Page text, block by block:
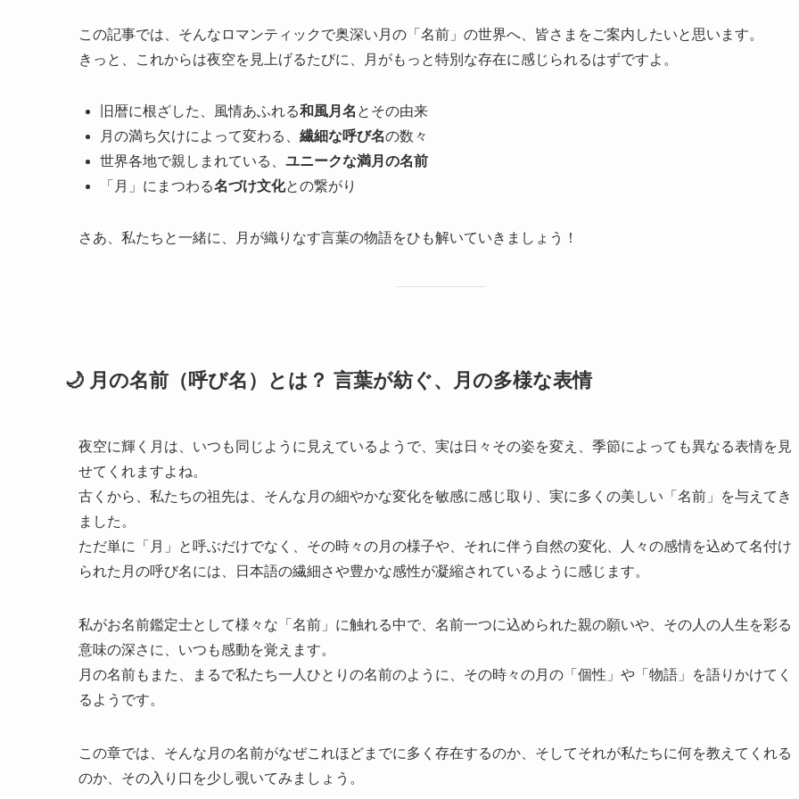
この記事では、そんなロマンティックで奥深い月の「名前」の世界へ、皆さまをご案内したいと思います。
きっと、これからは夜空を見上げるたびに、月がもっと特別な存在に感じられるはずですよ。
旧暦に根ざした、風情あふれる和風月名 とその由来
月の満ち欠けによって変わる、 繊細な呼び名の数々
世界各地で親しまれている、 ユニークな満月の名前
「月」にまつわる名づけ文化との繋がり
さあ、私たちと一緒に、月が織りなす言葉の物語をひも解いていきましょう！
🌙 月の名前（呼び名）とは？ 言葉が紡ぐ、月の多様な表情
夜空に輝く月は、いつも同じように見えているようで、実は日々その姿を変え、季節によっても異なる表情を見
せてくれますよね。
古くから、私たちの祖先は、そんな月の細やかな変化を敏感に感じ取り、実に多くの美しい「名前」を与えてき
ました。
ただ単に「月」と呼ぶだけでなく、その時々の月の様子や、それに伴う自然の変化、人々の感情を込めて名付け
られた月の呼び名には、日本語の繊細さや豊かな感性が凝縮されているように感じます。
私がお名前鑑定士として様々な「名前」に触れる中で、名前一つに込められた親の願いや、その人の人生を彩る
意味の深さに、いつも感動を覚えます。
月の名前もまた、まるで私たち一人ひとりの名前のように、その時々の月の「個性」や「物語」を語りかけてく
るようです。
この章では、そんな月の名前がなぜこれほどまでに多く存在するのか、そしてそれが私たちに何を教えてくれる
のか、その入り口を少し覗いてみましょう。